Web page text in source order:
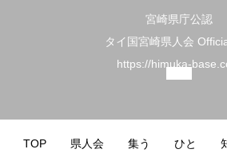
宮崎県庁公認
タイ国宮崎県人会
https://himuka-
TOP 県人会 集う ひと